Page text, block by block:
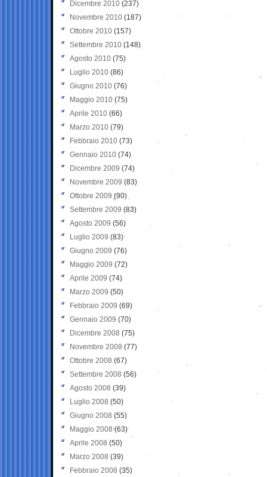
Dicembre 2010 (237)
Novembre 2010 (187)
Ottobre 2010 (157)
Settembre 2010 (148)
Agosto 2010 (75)
Luglio 2010 (86)
Giugno 2010 (76)
Maggio 2010 (75)
Aprile 2010 (66)
Marzo 2010 (79)
Febbraio 2010 (73)
Gennaio 2010 (74)
Dicembre 2009 (74)
Novembre 2009 (83)
Ottobre 2009 (90)
Settembre 2009 (83)
Agosto 2009 (56)
Luglio 2009 (83)
Giugno 2009 (76)
Maggio 2009 (72)
Aprile 2009 (74)
Marzo 2009 (50)
Febbraio 2009 (69)
Gennaio 2009 (70)
Dicembre 2008 (75)
Novembre 2008 (77)
Ottobre 2008 (67)
Settembre 2008 (56)
Agosto 2008 (39)
Luglio 2008 (50)
Giugno 2008 (55)
Maggio 2008(63)
Aprile 2008 (50)
Marzo 2008 (39)
Febbraio 2008 (35)